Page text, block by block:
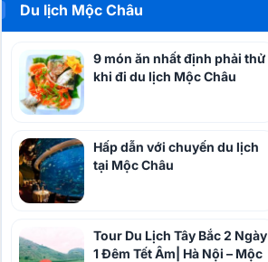
Du lịch Mộc Châu
9 món ăn nhất định phải thử
khi đi du lịch Mộc Châu
Hấp dẫn với chuyến du lịch
tại Mộc Châu
Tour Du Lịch Tây Bắc 2 Ngày
1 Đêm Tết Âm| Hà Nội – Mộc